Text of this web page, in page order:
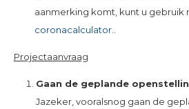
aanmerking komt, kunt u gebruik
coronacalculator..
Projectaanvraag
Gaan de geplande
Jazeker, vooralsnog gaan de